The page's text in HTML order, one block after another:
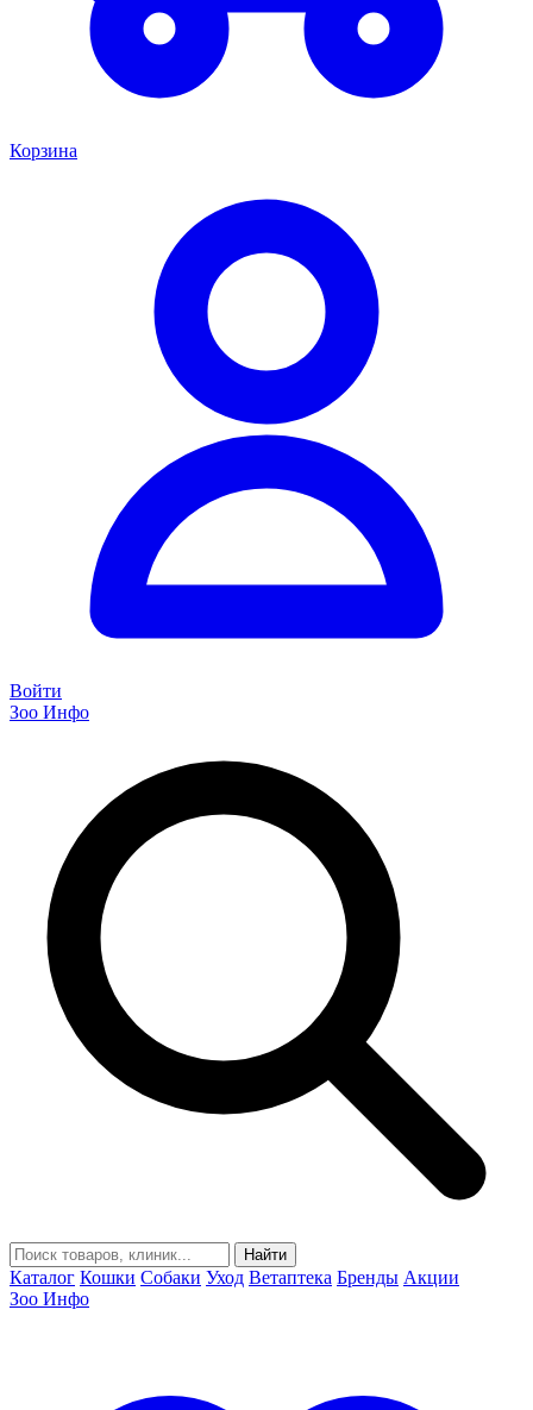
Корзина
Войти
Зоо Инфо
Найти
Каталог Кошки Собаки Уход Ветаптека Бренды Акции
Зоо Инфо